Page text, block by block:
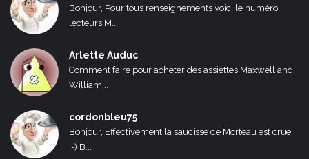
Bonjour, Pour tous renseignements voici le numéro
lecteurs M...
Arlette Auduc
Comment faire pour acheter des assiettes Maxwell and
William...
cordonbleu75
Bonjour, Effectivement la saucisse de Morteau est crue
:-) B...